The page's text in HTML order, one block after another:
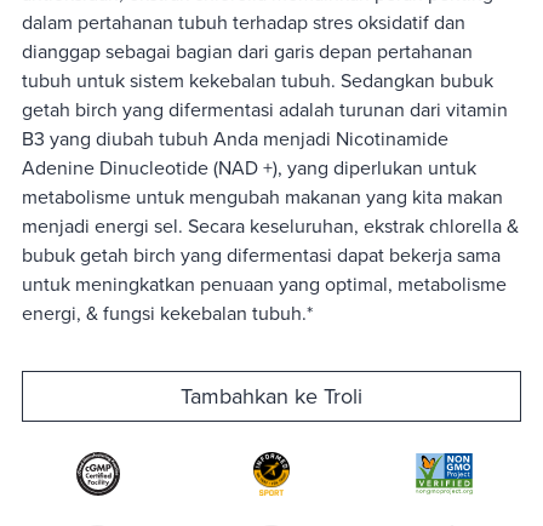
dalam pertahanan tubuh terhadap stres oksidatif dan
dianggap sebagai bagian dari garis depan pertahanan
tubuh untuk sistem kekebalan tubuh. Sedangkan bubuk
getah birch yang difermentasi adalah turunan dari vitamin
B3 yang diubah tubuh Anda menjadi Nicotinamide
Adenine Dinucleotide (NAD +), yang diperlukan untuk
metabolisme untuk mengubah makanan yang kita makan
menjadi energi sel. Secara keseluruhan, ekstrak chlorella &
bubuk getah birch yang difermentasi dapat bekerja sama
untuk meningkatkan penuaan yang optimal, metabolisme
energi, & fungsi kekebalan tubuh.*
Tambahkan ke Troli